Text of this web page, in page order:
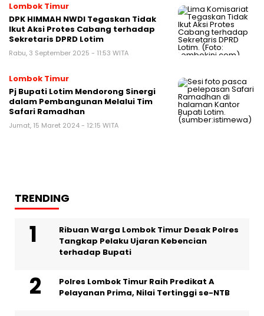
Lombok Timur
DPK HIMMAH NWDI Tegaskan Tidak
Ikut Aksi Protes Cabang terhadap
Sekretaris DPRD Lotim
Rabu, 3 September 2025 - 11:53 WITA
Lombok Timur
Pj Bupati Lotim Mendorong Sinergi
dalam Pembangunan Melalui Tim
Safari Ramadhan
Jumat, 15 Maret 2024 - 12:15 WITA
TRENDING
Ribuan Warga Lombok Timur Desak Polres
Tangkap Pelaku Ujaran Kebencian
terhadap Bupati
Polres Lombok Timur Raih Predikat A
Pelayanan Prima, Nilai Tertinggi se-NTB